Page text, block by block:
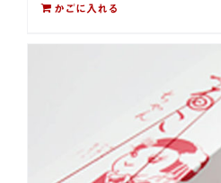
かごに入れる